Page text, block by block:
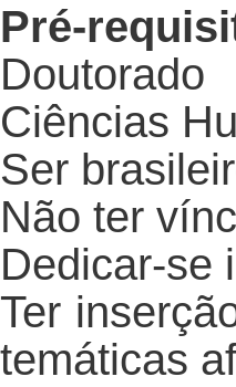
Pré-
Ciências
Ser
Não ter
Dedicar-se
Ter
temáticas